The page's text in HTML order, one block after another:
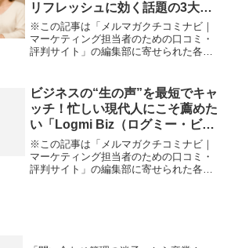
リフレッシュに効く話題の3大サ
ービス徹底レビュー
※この記事は「メルマガクチコミナビ｜
マーケティング担当者のための口コミ・
評判サイト」の編集部に寄せられた各商
めたくない！」 「おうち時間をもっと快
適に、心までほっと...
ビジネスの“生の声”を最短でキャ
ッチ！忙しい現代人にこそ薦めた
い「Logmi Biz（ログミー・ビ
ズ）」体験記
※この記事は「メルマガクチコミナビ｜
マーケティング担当者のための口コミ・
評判サイト」の編集部に寄せられた各商